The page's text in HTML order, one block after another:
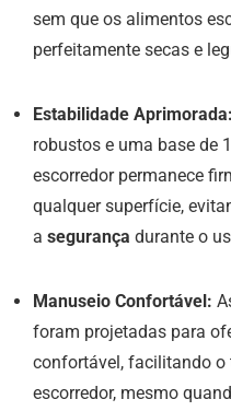
sem que os alimentos
perfeitamente secas e
Estabilidade Aprimorada:
robustos e uma base de
escorredor permanece
qualquer superfície,
a segurança durante o
Manuseio Confortável:
foram projetadas para
confortável, facilitando o
escorredor, mesmo